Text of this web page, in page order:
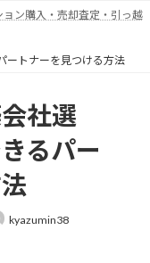
ン購入・売却査定・引っ越
ートナーを見つける方法
社選
るパー
kyazumin38